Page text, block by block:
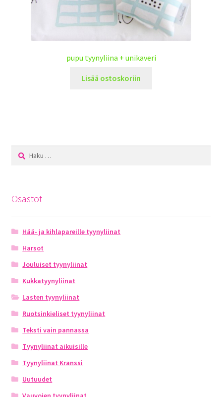
pupu tyynyliina + unikaveri
Lisää ostoskoriin
Haku:
Osastot
Hää- ja kihlapareille tyynyliinat
Harsot
Jouluiset tyynyliinat
Kukkatyynyliinat
Lasten tyynyliinat
Ruotsinkieliset tyynyliinat
Teksti vain pannassa
Tyynyliinat aikuisille
Tyynyliinat Kranssi
Uutuudet